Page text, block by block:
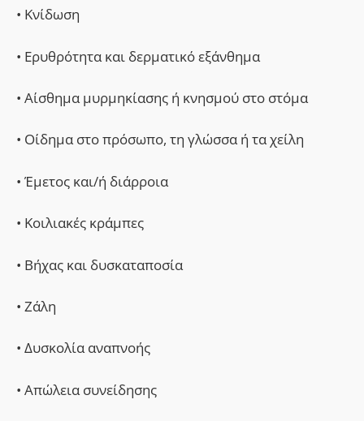
• Κνίδωση
• Ερυθρότητα και δερματικό εξάνθημα
• Αίσθημα μυρμηκίασης ή κνησμού στο στόμα
• Οίδημα στο πρόσωπο, τη γλώσσα ή τα χείλη
• Έμετος και/ή διάρροια
• Κοιλιακές κράμπες
• Βήχας και δυσκαταποσία
• Ζάλη
• Δυσκολία αναπνοής
• Απώλεια συνείδησης